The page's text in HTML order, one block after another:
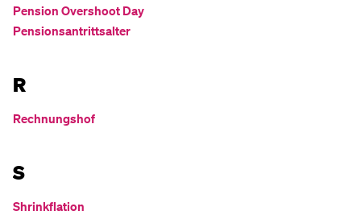
Pension Overshoot Day
Pensionsantrittsalter
R
Rechnungshof
S
Shrinkflation